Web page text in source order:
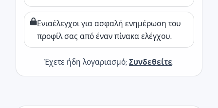
Ενιαέλεγχοι για ασφαλή ενημέρωση του
προφίλ σας από έναν πίνακα ελέγχου.
Έχετε ήδη λογαριασμό; Συνδεθείτε.